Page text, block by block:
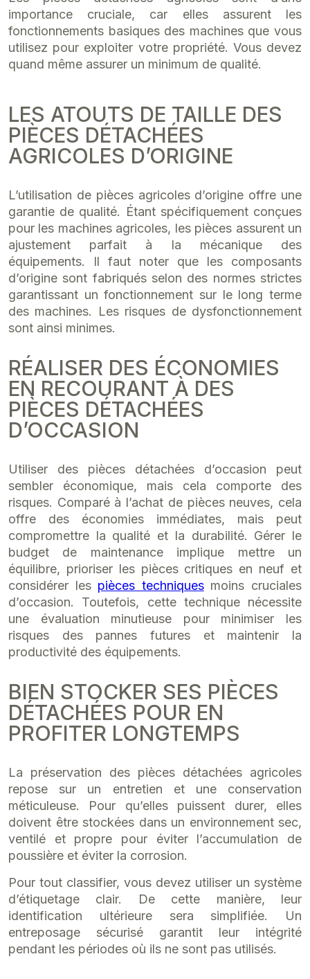
importance cruciale, car elles assurent les
fonctionnements basiques des machines que vous
utilisez pour exploiter votre propriété. Vous devez
quand même assurer un minimum de qualité.
LES ATOUTS DE TAILLE DES
PIÈCES DÉTACHÉES
AGRICOLES D’ORIGINE
L’utilisation de pièces agricoles d’origine offre une
garantie de qualité. Étant spécifiquement conçues
pour les machines agricoles, les pièces assurent un
ajustement parfait à la mécanique des
équipements. Il faut noter que les composants
d’origine sont fabriqués selon des normes strictes
garantissant un fonctionnement sur le long terme
des machines. Les risques de dysfonctionnement
sont ainsi minimes.
RÉALISER DES ÉCONOMIES
EN RECOURANT À DES
PIÈCES DÉTACHÉES
D’OCCASION
Utiliser des pièces détachées d’occasion peut
sembler économique, mais cela comporte des
risques. Comparé à l’achat de pièces neuves, cela
offre des économies immédiates, mais peut
compromettre la qualité et la durabilité. Gérer le
budget de maintenance implique mettre un
équilibre, prioriser les pièces critiques en neuf et
considérer les pièces techniquesmoins cruciales
d’occasion. Toutefois, cette technique nécessite
une évaluation minutieuse pour minimiser les
risques des pannes futures et maintenir la
productivité des équipements.
BIEN STOCKER SES PIÈCES
DÉTACHÉES POUR EN
PROFITER LONGTEMPS
La préservation des pièces détachées agricoles
repose sur un entretien et une conservation
méticuleuse. Pour qu’elles puissent durer, elles
doivent être stockées dans un environnement sec,
ventilé et propre pour éviter l’accumulation de
poussière et éviter la corrosion.
Pour tout classifier, vous devez utiliser un système
d’étiquetage clair. De cette manière, leur
identification ultérieure sera simplifiée. Un
entreposage sécurisé garantit leur intégrité
pendant les périodes où ils ne sont pas utilisés.